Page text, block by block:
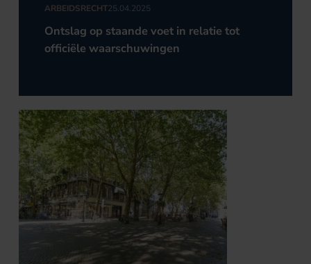
ARBEIDSRECHT25.04.2025
Ontslag op staande voet in relatie tot
officiële waarschuwingen